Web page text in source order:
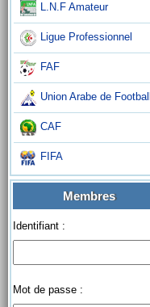
L.N.F Amateur
Ligue Professionnel
FAF
Union Arabe de Football
CAF
FIFA
Membres
Identifiant :
Mot de passe :